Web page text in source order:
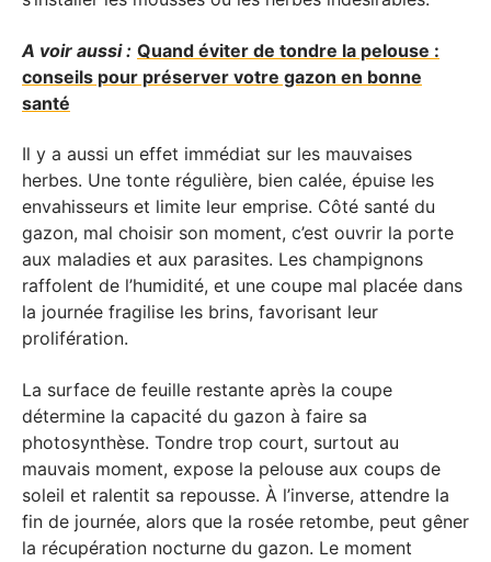
A voir aussi : Quand éviter de tondre la pelouse :
conseils pour préserver votre gazon en bonne
santé
Il y a aussi un effet immédiat sur les mauvaises
herbes. Une tonte régulière, bien calée, épuise les
envahisseurs et limite leur emprise. Côté santé du
gazon, mal choisir son moment, c’est ouvrir la porte
aux maladies et aux parasites. Les champignons
raffolent de l’humidité, et une coupe mal placée dans
la journée fragilise les brins, favorisant leur
prolifération.
La surface de feuille restante après la coupe
détermine la capacité du gazon à faire sa
photosynthèse. Tondre trop court, surtout au
mauvais moment, expose la pelouse aux coups de
soleil et ralentit sa repousse. À l’inverse, attendre la
fin de journée, alors que la rosée retombe, peut gêner
la récupération nocturne du gazon. Le moment